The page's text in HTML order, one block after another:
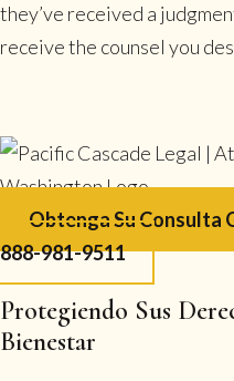
they’ve received a
receive the counsel you
Obtenga Su Consulta
888-981-9511
Protegiendo Sus
Bienestar